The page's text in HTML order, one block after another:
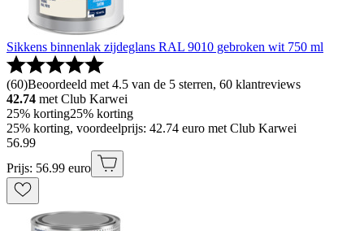
Sikkens binnenlak zijdeglans RAL 9010 gebroken wit 750 ml
(60)Beoordeeld met 4.5 van de 5 sterren, 60 klantreviews
42.74 met Club Karwei
25% korting25% korting
25% korting, voordeelprijs: 42.74 euro met Club Karwei
56.99
Prijs: 56.99 euro